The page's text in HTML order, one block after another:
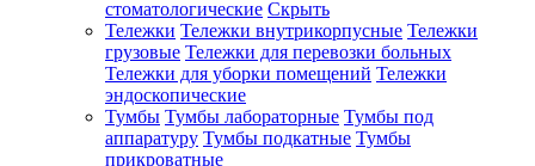
стоматологические Скрыть
Тележки Тележки внутрикорпусные Тележки
грузовые Тележки для перевозки больных
Тележки для уборки помещений Тележки
эндоскопические
Тумбы Тумбы лабораторные Тумбы под
аппаратуру Тумбы подкатные Тумбы
прикроватные